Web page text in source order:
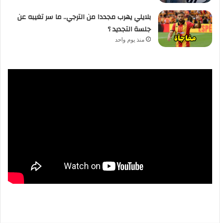
بلايلي يهرب مجددا من الترجي.. ما سر تغيبه عن
جلسة التجديد ؟
منذ يوم واحد